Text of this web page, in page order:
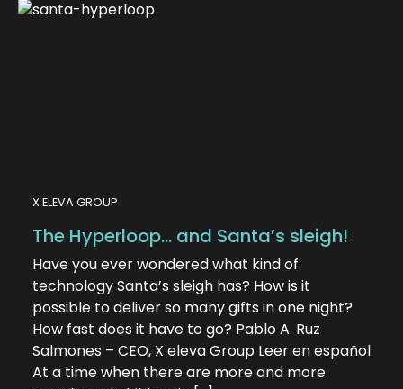
X ELEVA GROUP
The Hyperloop… and Santa’s sleigh!
Have you ever wondered what kind of
technology Santa’s sleigh has? How is it
possible to deliver so many gifts in one night?
How fast does it have to go? Pablo A. Ruz
Salmones – CEO, X eleva Group Leer en español
At a time when there are more and more